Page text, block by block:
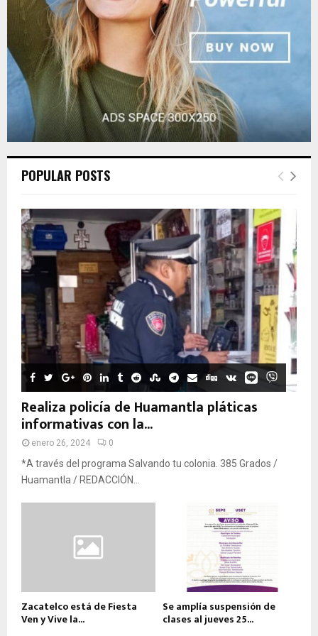
POPULAR POSTS
Realiza policía de Huamantla pláticas
informativas con la...
enero 26, 2024 0
*A través del programa Salvando tu colonia. 385 Grados /
Huamantla / REDACCIÓN...
Zacatelco está de Fiesta
Ven y Vive la...
Se amplía suspensión de
clases al jueves 25...